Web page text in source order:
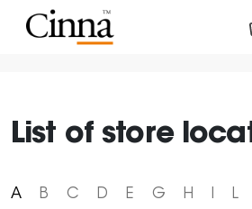
List of store
A B C D E G H L